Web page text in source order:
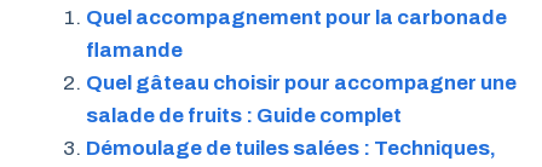
Quel accompagnement pour la carbonade
flamande
Quel gâteau choisir pour accompagner une
salade de fruits : Guide complet
Démoulage de tuiles salées : Techniques,